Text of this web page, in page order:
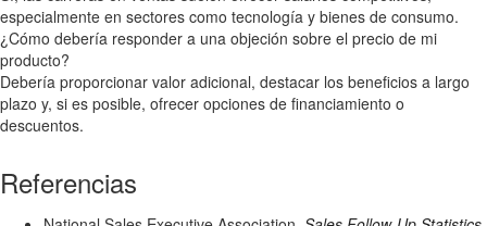
especialmente en sectores como tecnología y bienes de consumo.
¿Cómo debería responder a una objeción sobre el precio de mi
producto?
Debería proporcionar valor adicional, destacar los beneficios a largo
plazo y, si es posible, ofrecer opciones de financiamiento o
descuentos.
Referencias